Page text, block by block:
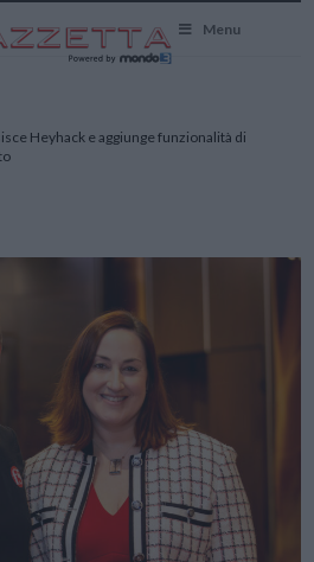
Menu
Heyhack e aggiunge funzionalità di